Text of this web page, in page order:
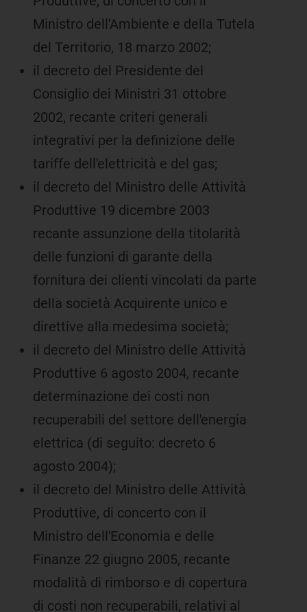
Ministro dell'Ambiente e della Tutela
del Territorio, 18 marzo 2002;
il decreto del Presidente del
Consiglio dei Ministri 31 ottobre
2002, recante criteri generali
integrativi per la definizione delle
tariffe dell'elettricità e del gas;
il decreto del Ministro delle Attività
Produttive 19 dicembre 2003
recante assunzione della titolarità
delle funzioni di garante della
fornitura dei clienti vincolati da parte
della società Acquirente unico e
direttive alla medesima società;
il decreto del Ministro delle Attività
Produttive 6 agosto 2004, recante
determinazione dei costi non
recuperabili del settore dell'energia
elettrica (di seguito: decreto 6
agosto 2004);
il decreto del Ministro delle Attività
Produttive, di concerto con il
Ministro dell'Economia e delle
Finanze 22 giugno 2005, recante
modalità di rimborso e di copertura
di costi non recuperabili, relativi al